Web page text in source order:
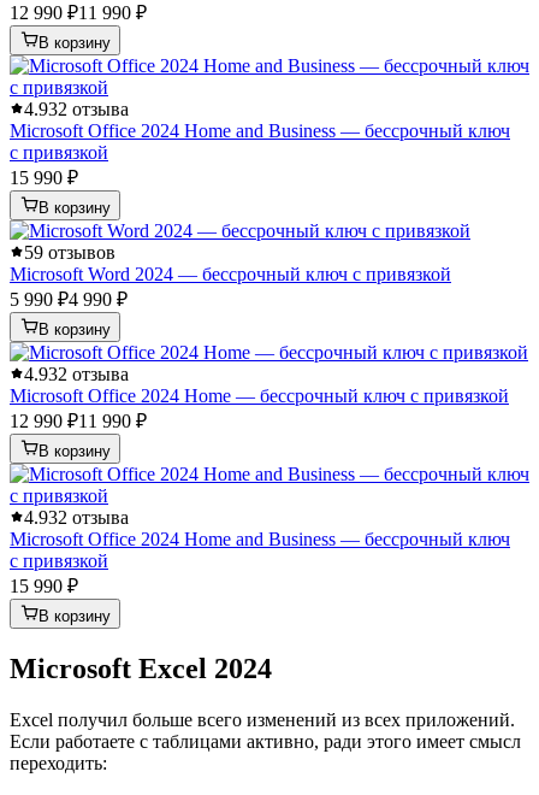
12 990 ₽11 990 ₽
В корзину
4.932 отзыва
Microsoft Office 2024 Home and Business — бессрочный ключ
с привязкой
15 990 ₽
В корзину
59 отзывов
Microsoft Word 2024 — бессрочный ключ с привязкой
5 990 ₽4 990 ₽
В корзину
4.932 отзыва
Microsoft Office 2024 Home — бессрочный ключ с привязкой
12 990 ₽11 990 ₽
В корзину
4.932 отзыва
Microsoft Office 2024 Home and Business — бессрочный ключ
с привязкой
15 990 ₽
В корзину
Microsoft Excel 2024
Excel получил больше всего изменений из всех приложений.
Если работаете с таблицами активно, ради этого имеет смысл
переходить: